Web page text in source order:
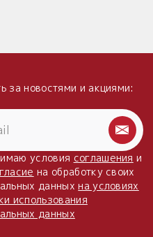
за новостями и акциями:
условия соглашения и
на обработку своих
данныхна условиях
использования
данных